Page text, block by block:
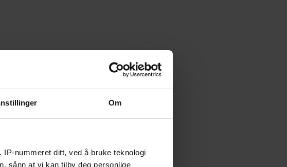
Om
IP-nummeret ditt, ved å bruke teknologi
sånn at vi kan tilby deg personlige